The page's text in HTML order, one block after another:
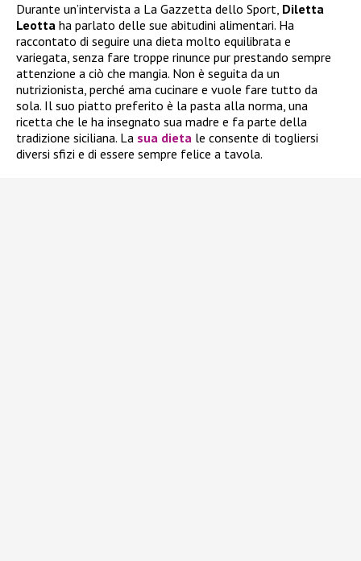
Durante un’intervista a La Gazzetta dello Sport, Diletta
Leotta ha parlato delle sue abitudini alimentari. Ha
raccontato di seguire una dieta molto equilibrata e
variegata, senza fare troppe rinunce pur prestando sempre
attenzione a ciò che mangia. Non è seguita da un
nutrizionista, perché ama cucinare e vuole fare tutto da
sola. Il suo piatto preferito è la pasta alla norma, una
ricetta che le ha insegnato sua madre e fa parte della
tradizione siciliana. La sua dieta le consente di togliersi
diversi sfizi e di essere sempre felice a tavola.